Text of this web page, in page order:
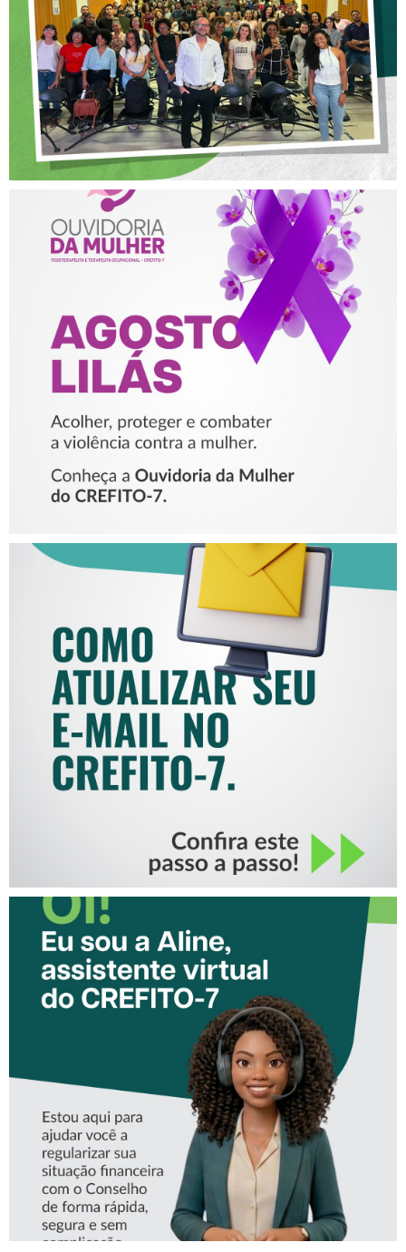
POSTURA PROFISSIONAL
NA FISIOTERAPIA
AGOSTO LILÁS – ACOLHER,
PROTEGER E COMBATER A
VIOLÊNCIA CONTRA A
MULHER
COMO ATUALIZAR SEU E-
MAIL NO CREFITO-7
CONHEÇA A ‘ALINE’,
ASSISTENTE VIRTUAL DO
CREFITO-7